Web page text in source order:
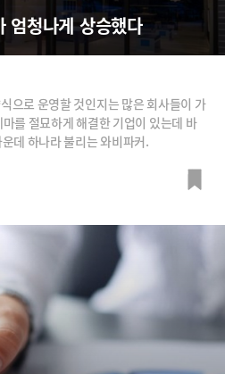
엄청나게 상승했다
으로 운영할 것인지는 많은 회사들이 가
를 절묘하게 해결한 기업이 있는데 바
데 하나라 불리는 와비파커.